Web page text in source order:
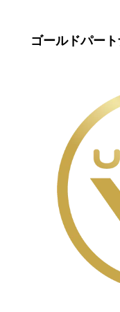
ゴールドパー